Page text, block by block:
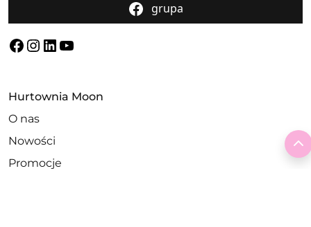
grupa
Facebook
Instagram
LinkedIn
YouTube
Hurtownia Moon
O nas
Nowości
Promocje